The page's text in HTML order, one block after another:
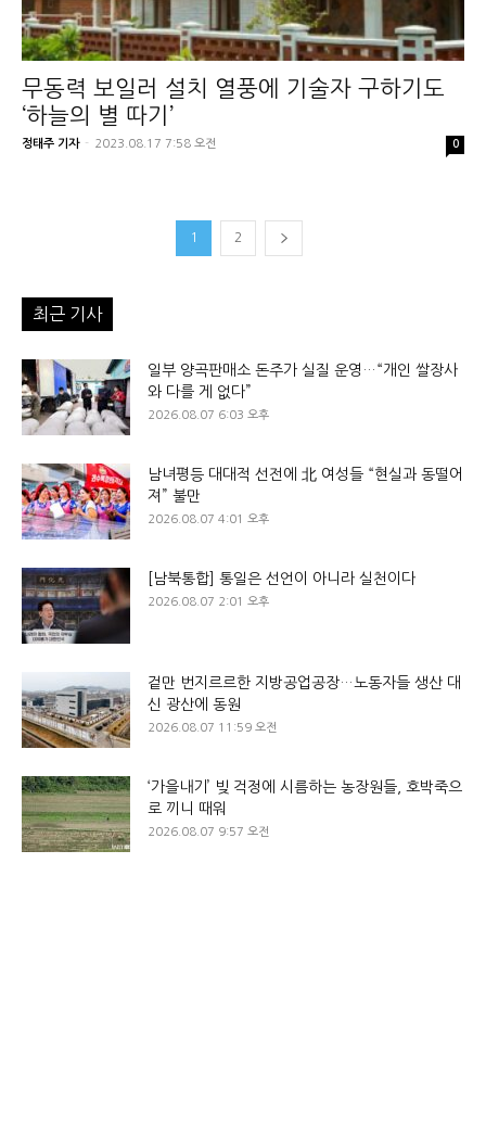
무동력 보일러 설치 열풍에 기술자 구하기도
‘하늘의 별 따기’
정태주 기자 - 2023.08.17 7:58 오전 0
1 2
최근 기사
일부 양곡판매소 돈주가 실질 운영…“개인 쌀장사
와 다를 게 없다”
2026.08.07 6:03 오후
남녀평등 대대적 선전에 北 여성들 “현실과 동떨어
져” 불만
2026.08.07 4:01 오후
[남북통합] 통일은 선언이 아니라 실천이다
2026.08.07 2:01 오후
겉만 번지르르한 지방공업공장…노동자들 생산 대
신 광산에 동원
2026.08.07 11:59 오전
‘가을내기’ 빚 걱정에 시름하는 농장원들, 호박죽으
로 끼니 때워
2026.08.07 9:57 오전